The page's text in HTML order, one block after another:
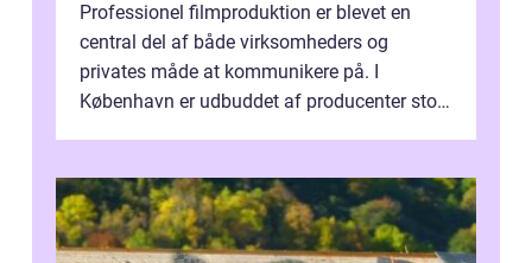
Professionel filmproduktion er blevet en
central del af både virksomheders og
privates måde at kommunikere på. I
København er udbuddet af producenter stort,